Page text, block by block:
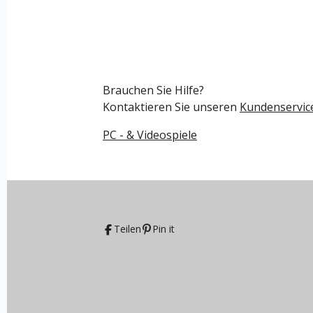
Brauchen Sie Hilfe?
Kontaktieren Sie unseren
PC - & Videospiele
Teilen Pin it